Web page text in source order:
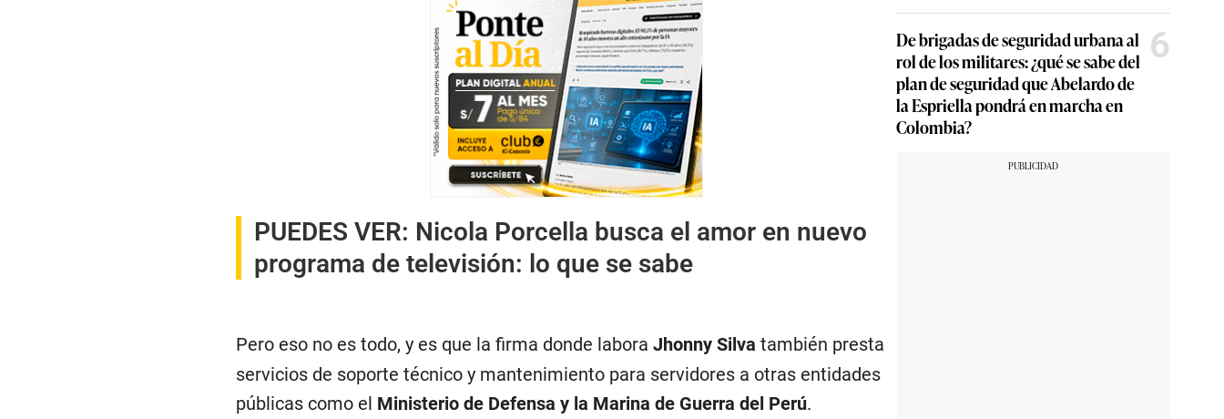
PUEDES VER: Nicola Porcella busca el amor en nuevo
programa de televisión: lo que se sabe
Pero eso no es todo, y es que la firma donde labora Jhonny Silva también presta
servicios de soporte técnico y mantenimiento para servidores a otras entidades
públicas como el Ministerio de Defensa y la Marina de Guerra del Perú.
De brigadas de seguridad urbana al
rol de los militares: ¿qué se sabe del
plan de seguridad que Abelardo de
la Espriella pondrá en marcha en
Colombia?
6